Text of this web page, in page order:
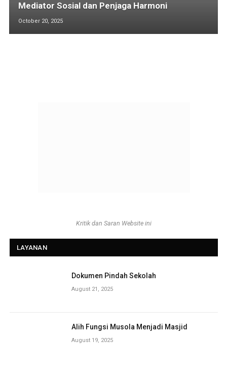
Mediator Sosial dan Penjaga Harmoni
October 20, 2025
Kritik dan Saran Website ini
LAYANAN
Dokumen Pindah Sekolah
August 21, 2025
Alih Fungsi Musola Menjadi Masjid
August 19, 2025